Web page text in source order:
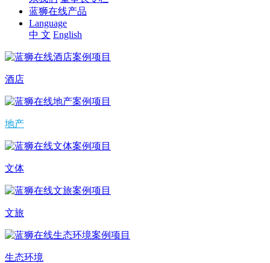
蓝狮在线产品
Language
中 文 English
酒店
地产
文体
文旅
生态环境